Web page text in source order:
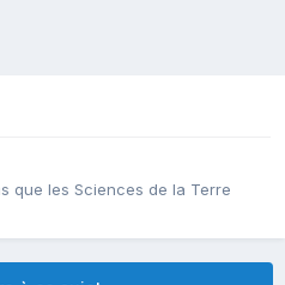
que les Sciences de la Terre